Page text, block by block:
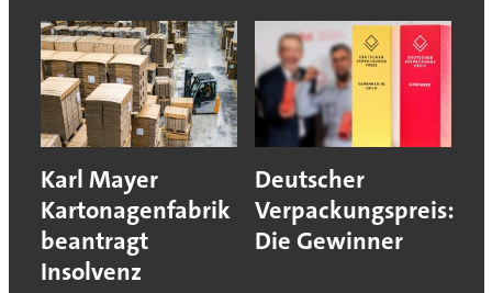
Karl Mayer
Kartonagenfabrik
beantragt
Insolvenz
Deutscher
Verpackungspreis:
Die Gewinner